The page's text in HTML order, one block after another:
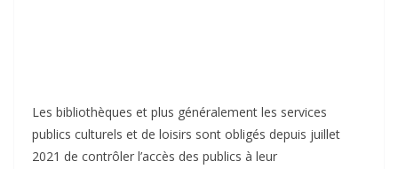
Les bibliothèques et plus généralement les services
publics culturels et de loisirs sont obligés depuis juillet
2021 de contrôler l’accès des publics à leur